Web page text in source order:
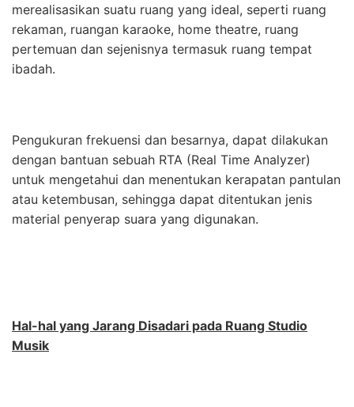
merealisasikan suatu ruang yang ideal, seperti ruang
rekaman, ruangan karaoke, home theatre, ruang
pertemuan dan sejenisnya termasuk ruang tempat
ibadah.
Pengukuran frekuensi dan besarnya, dapat dilakukan
dengan bantuan sebuah RTA (Real Time Analyzer)
untuk mengetahui dan menentukan kerapatan pantulan
atau ketembusan, sehingga dapat ditentukan jenis
material penyerap suara yang digunakan.
Hal-hal yang Jarang Disadari pada Ruang Studio
Musik